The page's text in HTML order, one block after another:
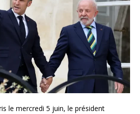
le mercredi 5 juin, le président